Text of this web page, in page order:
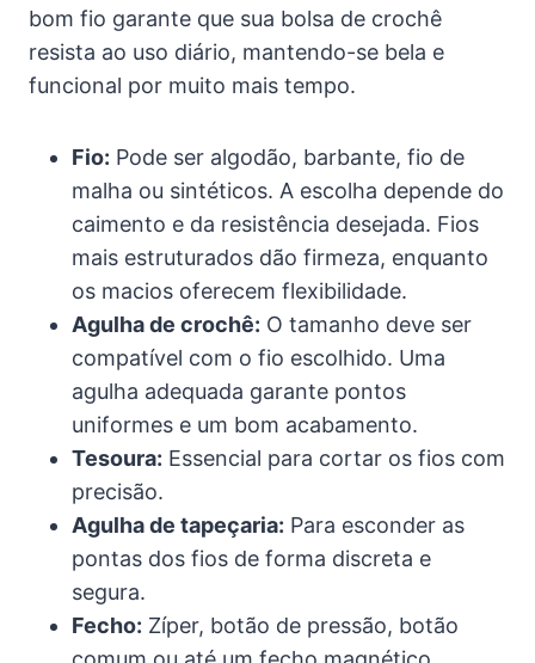
bom fio garante que sua bolsa de crochê
resista ao uso diário, mantendo-se bela e
funcional por muito mais tempo.
Fio: Pode ser algodão, barbante, fio de
malha ou sintéticos. A escolha depende do
caimento e da resistência desejada. Fios
mais estruturados dão firmeza, enquanto
os macios oferecem flexibilidade.
Agulha de crochê: O tamanho deve ser
compatível com o fio escolhido. Uma
agulha adequada garante pontos
uniformes e um bom acabamento.
Tesoura: Essencial para cortar os fios com
precisão.
Agulha de tapeçaria: Para esconder as
pontas dos fios de forma discreta e
segura.
Fecho: Zíper, botão de pressão, botão